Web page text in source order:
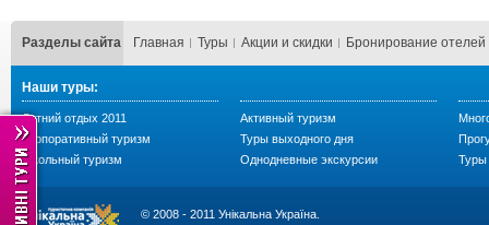
Разделы сайта Главная Туры Акции и скидки Бронирование отелей
Наши туры:
Летний отдых 2011
Корпоративный туризм
Школьный туризм
Активный туризм
Туры выходного дня
Однодневные экскурсии
Туры
© 2008 - 2011 Унікальна Україна.